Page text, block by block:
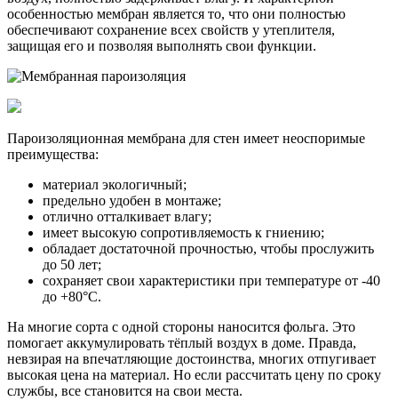
особенностью мембран является то, что они полностью
обеспечивают сохранение всех свойств у утеплителя,
защищая его и позволяя выполнять свои функции.
Пароизоляционная мембрана для стен имеет неоспоримые
преимущества:
материал экологичный;
предельно удобен в монтаже;
отлично отталкивает влагу;
имеет высокую сопротивляемость к гниению;
обладает достаточной прочностью, чтобы прослужить
до 50 лет;
сохраняет свои характеристики при температуре от -40
до +80°C.
На многие сорта с одной стороны наносится фольга. Это
помогает аккумулировать тёплый воздух в доме. Правда,
невзирая на впечатляющие достоинства, многих отпугивает
высокая цена на материал. Но если рассчитать цену по сроку
службы, все становится на свои места.